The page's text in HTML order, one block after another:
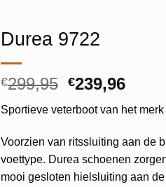
Durea 9722
€299,95
was:
€299,95.
€239,96
is:
Sportieve veterboot van het
Voorzien van ritssluiting aan de
voettype. Durea schoenen
mooi gesloten hielsluiting aan